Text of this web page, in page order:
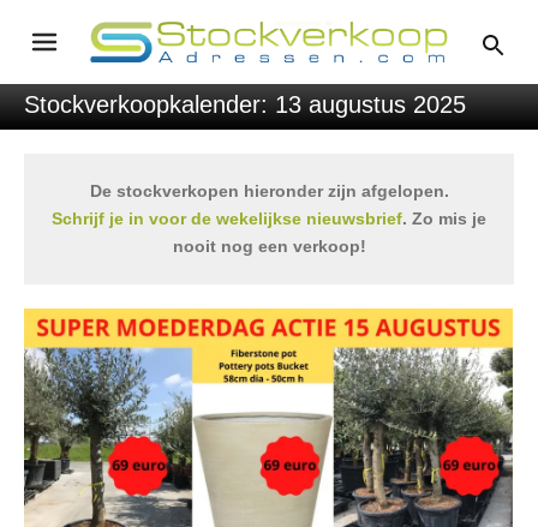
Stockverkoopkalender: 13 augustus 2025
De stockverkopen hieronder zijn afgelopen.
Schrijf je in voor de wekelijkse nieuwsbrief. Zo mis je
nooit nog een verkoop!